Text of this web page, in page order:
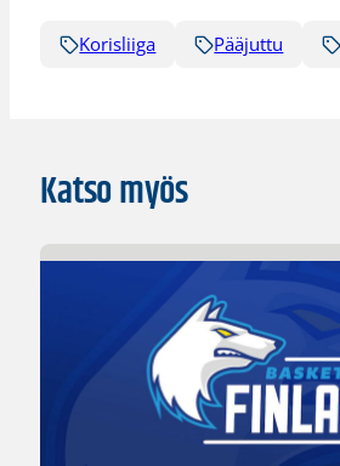
Korisliiga Pääjuttu
Katso myös